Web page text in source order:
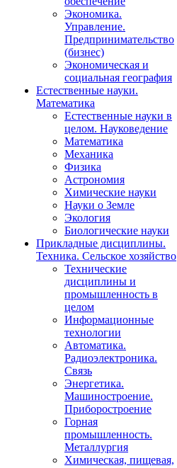
Экономика.
Управление.
Предпринимательство
(бизнес)
Экономическая и
социальная география
Естественные науки.
Математика
Естественные науки в
целом. Науковедение
Математика
Механика
Физика
Астрономия
Химические науки
Науки о Земле
Экология
Биологические науки
Прикладные дисциплины.
Техника. Сельское хозяйство
Технические
дисциплины и
промышленность в
целом
Информационные
технологии
Автоматика.
Радиоэлектроника.
Связь
Энергетика.
Машиностроение.
Приборостроение
Горная
промышленность.
Металлургия
Химическая, пищевая,